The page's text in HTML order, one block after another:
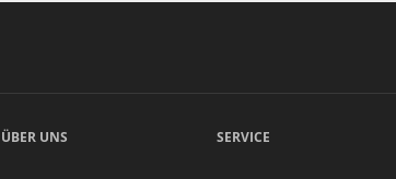
ÜBER UNS SERVICE